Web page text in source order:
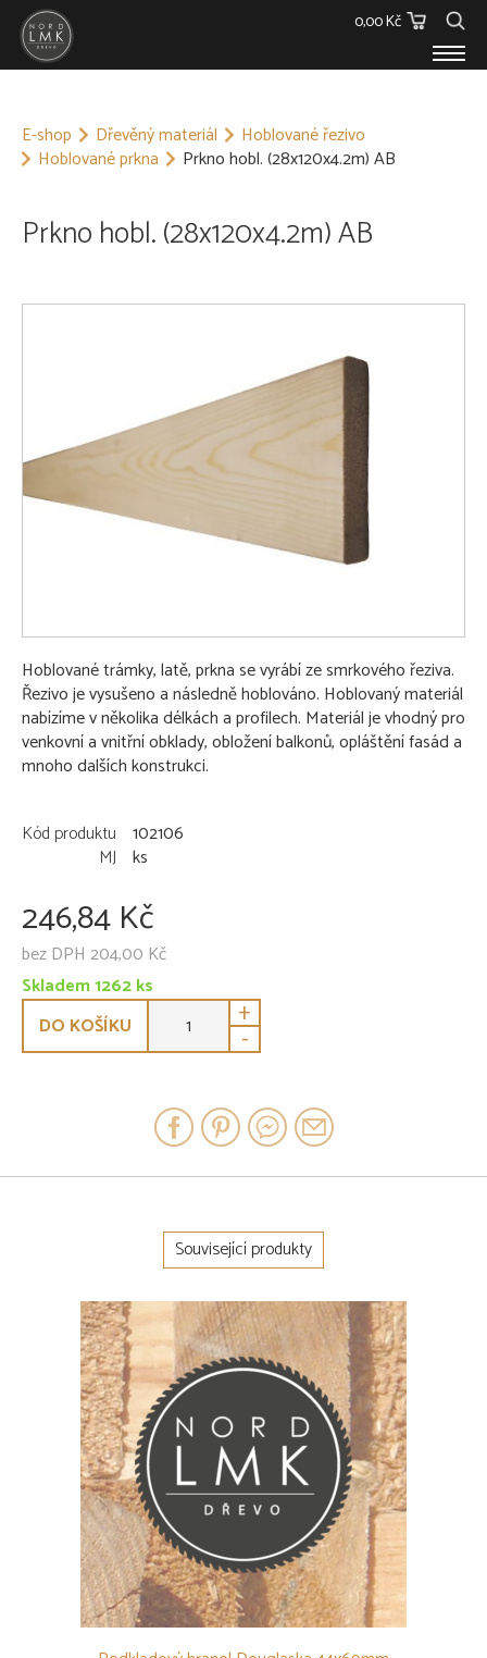
0,00 Kč
Dřevěný materiál
Barvy, Laky a Lepidla
Podstřešní fólie
Skleníky
E-shop Dřevěný materiál
Hoblované řezivo
Hoblované prkna
Prkno hobl. (28x120x4.2m) AB
Prkno hobl. (28x120x4.2m) AB
Hoblované trámky, latě, prkna se vyrábí ze smrkového řeziva.
Řezivo je vysušeno a následně hoblováno. Hoblovaný materiál
nabízíme v několika délkách a profilech. Materiál je vhodný pro
venkovní a vnitřní obklady, obložení balkonů, opláštění fasád a
mnoho dalších konstrukci.
Kód produktu 102106
MJ ks
246,84 Kč
bez DPH 204,00 Kč
Skladem 1262 ks
DO KOŠÍKU
+
-
Související produkty